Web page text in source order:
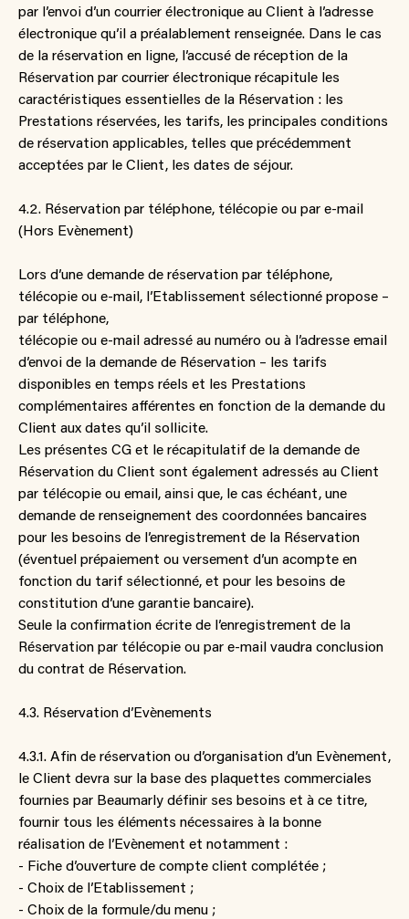
par l’envoi d’un courrier électronique au Client à l’adresse
électronique qu’il a préalablement renseignée. Dans le cas
de la réservation en ligne, l’accusé de réception de la
Réservation par courrier électronique récapitule les
caractéristiques essentielles de la Réservation : les
Prestations réservées, les tarifs, les principales conditions
de réservation applicables, telles que précédemment
acceptées par le Client, les dates de séjour.
4.2. Réservation par téléphone, télécopie ou par e-mail
(Hors Evènement)
Lors d’une demande de réservation par téléphone,
télécopie ou e-mail, l’Etablissement sélectionné propose –
par téléphone,
télécopie ou e-mail adressé au numéro ou à l’adresse email
d’envoi de la demande de Réservation – les tarifs
disponibles en temps réels et les Prestations
complémentaires afférentes en fonction de la demande du
Client aux dates qu’il sollicite.
Les présentes CG et le récapitulatif de la demande de
Réservation du Client sont également adressés au Client
par télécopie ou email, ainsi que, le cas échéant, une
demande de renseignement des coordonnées bancaires
pour les besoins de l’enregistrement de la Réservation
(éventuel prépaiement ou versement d’un acompte en
fonction du tarif sélectionné, et pour les besoins de
constitution d’une garantie bancaire).
Seule la confirmation écrite de l’enregistrement de la
Réservation par télécopie ou par e-mail vaudra conclusion
du contrat de Réservation.
4.3. Réservation d’Evènements
4.3.1. Afin de réservation ou d’organisation d’un Evènement,
le Client devra sur la base des plaquettes commerciales
fournies par Beaumarly définir ses besoins et à ce titre,
fournir tous les éléments nécessaires à la bonne
réalisation de l’Evènement et notamment :
- Fiche d’ouverture de compte client complétée ;
- Choix de l’Etablissement ;
- Choix de la formule/du menu ;